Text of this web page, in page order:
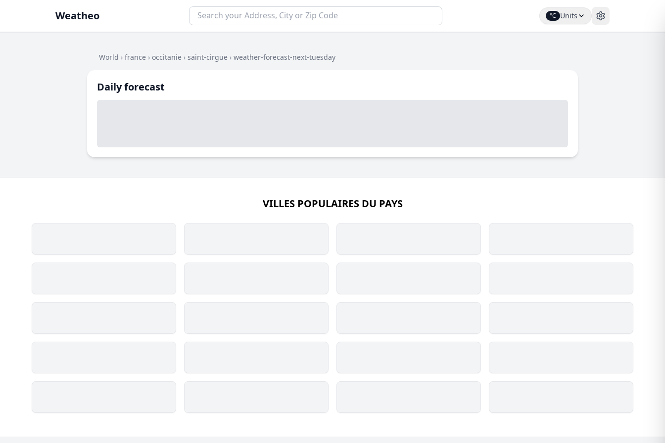
Weatheo °C Units
World › france › occitanie › saint-cirgue › weather-forecast-next-tuesday
Daily forecast
VILLES POPULAIRES DU PAYS